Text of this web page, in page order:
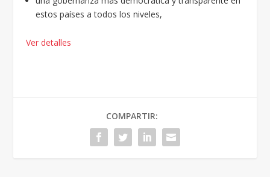
estos países a todos los niveles,
Ver detalles
COMPARTIR: